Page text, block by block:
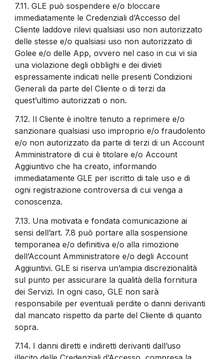
7.11. GLE può sospendere e/o bloccare
immediatamente le Credenziali d’Accesso del
Cliente laddove rilevi qualsiasi uso non autorizzato
delle stesse e/o qualsiasi uso non autorizzato di
Golee e/o delle App, ovvero nel caso in cui vi sia
una violazione degli obblighi e dei divieti
espressamente indicati nelle presenti Condizioni
Generali da parte del Cliente o di terzi da
quest’ultimo autorizzati o non.
7.12. Il Cliente è inoltre tenuto a reprimere e/o
sanzionare qualsiasi uso improprio e/o fraudolento
e/o non autorizzato da parte di terzi di un Account
Amministratore di cui è titolare e/o Account
Aggiuntivo che ha creato, informando
immediatamente GLE per iscritto di tale uso e di
ogni registrazione controversa di cui venga a
conoscenza.
7.13. Una motivata e fondata comunicazione ai
sensi dell’art. 7.8 può portare alla sospensione
temporanea e/o definitiva e/o alla rimozione
dell’Account Amministratore e/o degli Account
Aggiuntivi. GLE si riserva un’ampia discrezionalità
sul punto per assicurare la qualità della fornitura
dei Servizi. In ogni caso, GLE non sarà
responsabile per eventuali perdite o danni derivanti
dal mancato rispetto da parte del Cliente di quanto
sopra.
7.14. I danni diretti e indiretti derivanti dall’uso